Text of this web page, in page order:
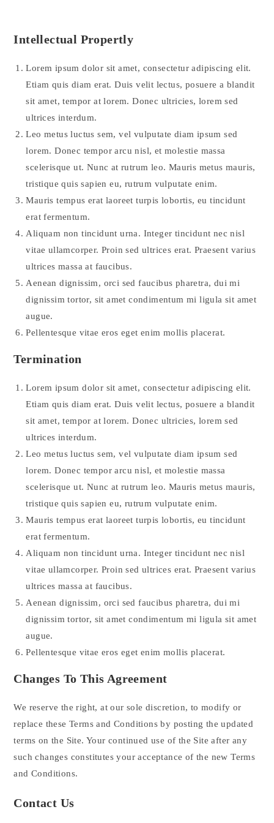
Intellectual Propertly
Lorem ipsum dolor sit amet, consectetur adipiscing elit.
Etiam quis diam erat. Duis velit lectus, posuere a blandit
sit amet, tempor at lorem. Donec ultricies, lorem sed
ultrices interdum.
Leo metus luctus sem, vel vulputate diam ipsum sed
lorem. Donec tempor arcu nisl, et molestie massa
scelerisque ut. Nunc at rutrum leo. Mauris metus mauris,
tristique quis sapien eu, rutrum vulputate enim.
Mauris tempus erat laoreet turpis lobortis, eu tincidunt
erat fermentum.
Aliquam non tincidunt urna. Integer tincidunt nec nisl
vitae ullamcorper. Proin sed ultrices erat. Praesent varius
ultrices massa at faucibus.
Aenean dignissim, orci sed faucibus pharetra, dui mi
dignissim tortor, sit amet condimentum mi ligula sit amet
augue.
Pellentesque vitae eros eget enim mollis placerat.
Termination
Lorem ipsum dolor sit amet, consectetur adipiscing elit.
Etiam quis diam erat. Duis velit lectus, posuere a blandit
sit amet, tempor at lorem. Donec ultricies, lorem sed
ultrices interdum.
Leo metus luctus sem, vel vulputate diam ipsum sed
lorem. Donec tempor arcu nisl, et molestie massa
scelerisque ut. Nunc at rutrum leo. Mauris metus mauris,
tristique quis sapien eu, rutrum vulputate enim.
Mauris tempus erat laoreet turpis lobortis, eu tincidunt
erat fermentum.
Aliquam non tincidunt urna. Integer tincidunt nec nisl
vitae ullamcorper. Proin sed ultrices erat. Praesent varius
ultrices massa at faucibus.
Aenean dignissim, orci sed faucibus pharetra, dui mi
dignissim tortor, sit amet condimentum mi ligula sit amet
augue.
Pellentesque vitae eros eget enim mollis placerat.
Changes To This Agreement
We reserve the right, at our sole discretion, to modify or
replace these Terms and Conditions by posting the updated
terms on the Site. Your continued use of the Site after any
such changes constitutes your acceptance of the new Terms
and Conditions.
Contact Us